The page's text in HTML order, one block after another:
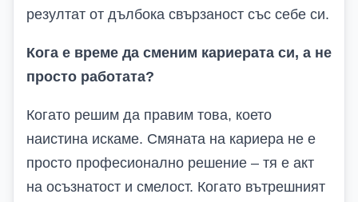
резултат от дълбока свързаност със себе си.
Кога е време да сменим кариерата си, а не
просто работата?
Когато решим да правим това, което
наистина искаме. Смяната на кариера не е
просто професионално решение – тя е акт
на осъзнатост и смелост. Когато вътрешният